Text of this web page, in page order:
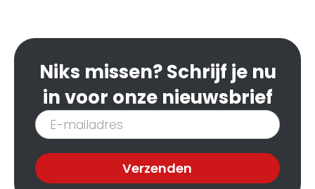
Niks missen? Schrijf je nu
in voor onze nieuwsbrief
Inschrijven
nieuwsbrief
Verzenden